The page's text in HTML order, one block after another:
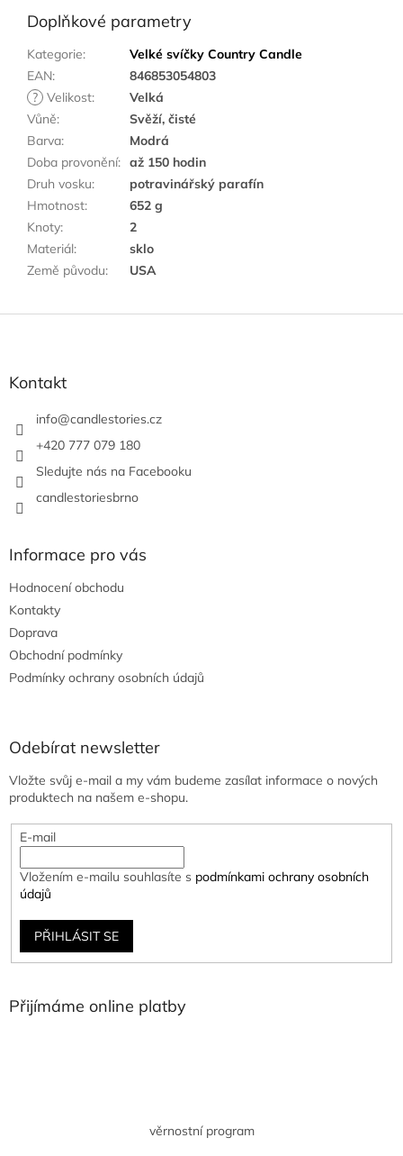
Doplňkové parametry
Kategorie:
Velké svíčky Country Candle
EAN:
846853054803
? Velikost:
Velká
Vůně:
Svěží, čisté
Barva:
Modrá
Doba provonění: až 150 hodin
Druh vosku:
potravinářský parafín
Hmotnost:
652 g
Knoty:
2
Materiál:
sklo
Země původu: USA
Kontakt
info@candlestories.cz
+420 777 079 180
Sledujte nás na Facebooku
candlestoriesbrno
Informace pro vás
Hodnocení obchodu
Kontakty
Doprava
Obchodní podmínky
Podmínky ochrany osobních údajů
Odebírat newsletter
Vložte svůj e-mail a my vám budeme zasílat informace o nových
produktech na našem e-shopu.
E-mail
Vložením e-mailu souhlasíte s podmínkami ochrany osobních
údajů
PŘIHLÁSIT SE
Přijímáme online platby
věrnostní program